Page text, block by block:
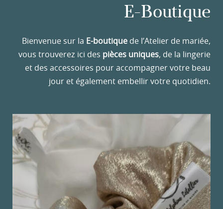
E-Boutique
Bienvenue sur la E-boutique de l’Atelier de mariée,
vous trouverez ici des pièces uniques, de la lingerie
et des accessoires pour accompagner votre beau
jour et également embellir votre quotidien.